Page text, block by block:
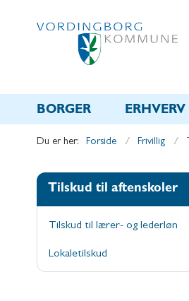
BORGER ERHVERV
Du er her: Forside Frivillig
Tilskud til aftenskoler
Tilskud til lærer- og lederløn
Lokaletilskud